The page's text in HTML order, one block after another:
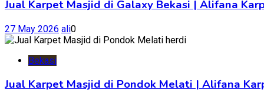
Jual Karpet Masjid di Galaxy Bekasi | Alifana
27 May 2026 ali0
Bekasi
Jual Karpet Masjid di Pondok Melati | Alifana